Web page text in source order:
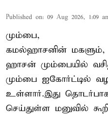
Published on: 09 Aug 2026, 1:09
மும்பை,
கமல்ஹாசனின் மகளும்,
ஹாசன் மும்பையில்
மும்பை ஐகோர்ட்டில்
உள்ளார்.இது
செய்துள்ள மனுவில்